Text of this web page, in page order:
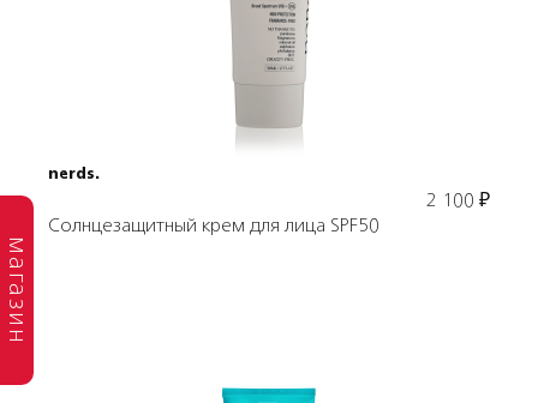
магазин
В корзину
nerds.
2 100 ₽
Солнцезащитный крем для лица SPF50